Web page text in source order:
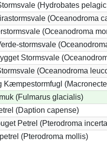
(Hydrobates
(Oceanodroma
(Oceanodroma
stormsvale
Stormsvale
(Oceanodroma
Kæmpestormfugl
(Fulmarus glacialis)
(Daption capense)
Petrel (Pterodroma
(Pterodroma mollis)